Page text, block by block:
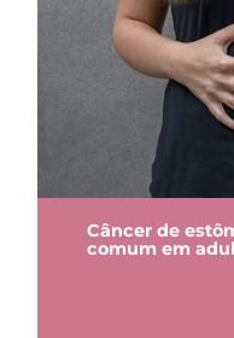
Câncer de
comum em